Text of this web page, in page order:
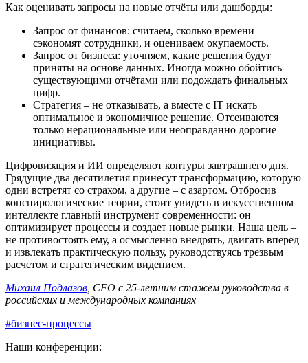
Как оценивать запросы на новые отчёты или дашборды:
Запрос от финансов: считаем, сколько времени
сэкономят сотрудники, и оцениваем окупаемость.
Запрос от бизнеса: уточняем, какие решения будут
приняты на основе данных. Иногда можно обойтись
существующими отчётами или подождать финальных
цифр.
Стратегия – не отказывать, а вместе с IT искать
оптимальное и экономичное решение. Отсеиваются
только нерациональные или неоправданно дорогие
инициативы.
Цифровизация и ИИ определяют контуры завтрашнего дня.
Грядущие два десятилетия принесут трансформацию, которую
одни встретят со страхом, а другие – с азартом. Отбросив
конспирологические теории, стоит увидеть в искусственном
интеллекте главный инструмент современности: он
оптимизирует процессы и создает новые рынки. Наша цель –
не противостоять ему, а осмысленно внедрять, двигать вперед
и извлекать практическую пользу, руководствуясь трезвым
расчетом и стратегическим видением.
Михаил Подлазов , CFO с 25-летним стажем руководства в
российских и международных компаниях
#бизнес-процессы
Наши конференции: